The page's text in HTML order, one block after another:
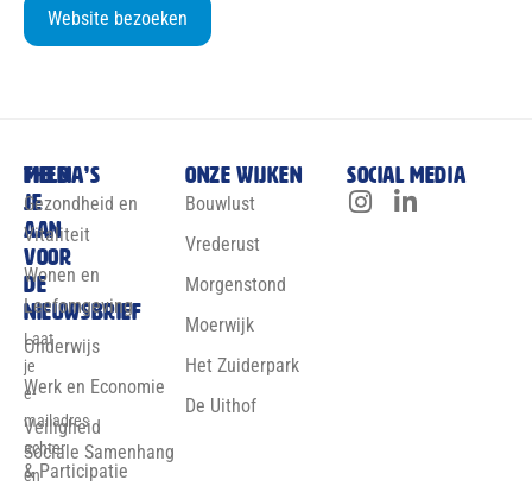
Website bezoeken
Meld
je
aan
voor
de
nieuwsbrief
Laat
je
e-
mailadres
achter
en
Thema’s
Gezondheid en
Vitaliteit
Wonen en
Leefomgeving
Onderwijs
Werk en Economie
Veiligheid
Sociale Samenhang
& Participatie
Onze wijken
Bouwlust
Vrederust
Morgenstond
Moerwijk
Het Zuiderpark
De Uithof
Social media